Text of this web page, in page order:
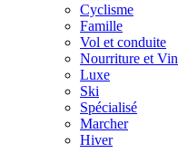
Cyclisme
Famille
Vol et conduite
Nourriture et Vin
Luxe
Ski
Spécialisé
Marcher
Hiver